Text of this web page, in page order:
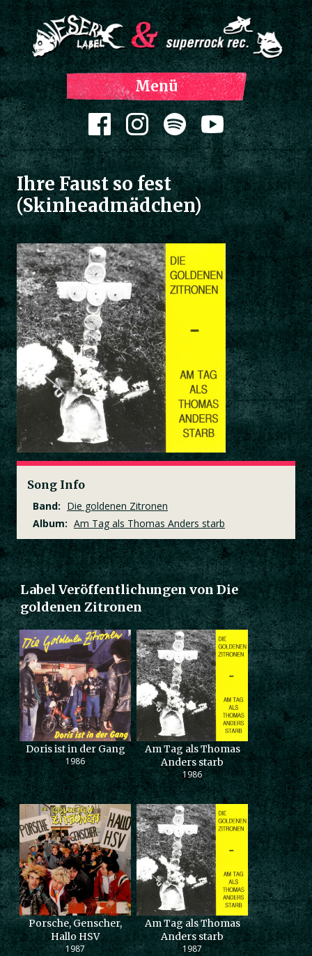
Menü
Zum Inhalt springen
Ihre Faust so fest
(Skinheadmädchen)
Song Info
Band: Die goldenen Zitronen
Album: Am Tag als Thomas Anders starb
Label Veröffentlichungen von Die
goldenen Zitronen
Doris ist in der Gang
1986
Am Tag als Thomas
Anders starb
1986
Porsche, Genscher,
Hallo HSV
1987
Am Tag als Thomas
Anders starb
1987